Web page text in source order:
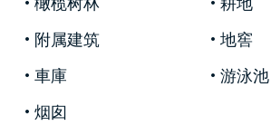
接浴室。
一樓設有帶休閒區的大廚房、兩間
和一間洗衣房，而風景如畫的塔樓
瞰山谷的全景書房。
附属建筑
地窖
車庫
游泳池
烟囱